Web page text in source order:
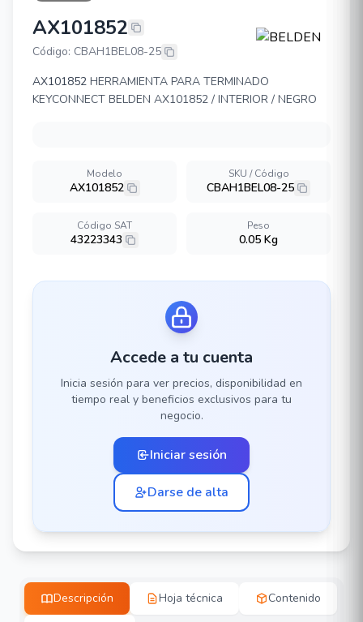
BELDEN AX101852
AX101852
Código: CBAH1BEL08-25
AX101852 HERRAMIENTA PARA TERMINADO
KEYCONNECT BELDEN AX101852 / INTERIOR / NEGRO
Modelo
AX101852
SKU / Código
CBAH1BEL08-25
Código SAT
43223343
Peso
0.05 Kg
Accede a tu cuenta
Inicia sesión para ver precios, disponibilidad en
tiempo real y beneficios exclusivos para tu
negocio.
Iniciar sesión
Darse de alta
Descripción Hoja técnica Contenido